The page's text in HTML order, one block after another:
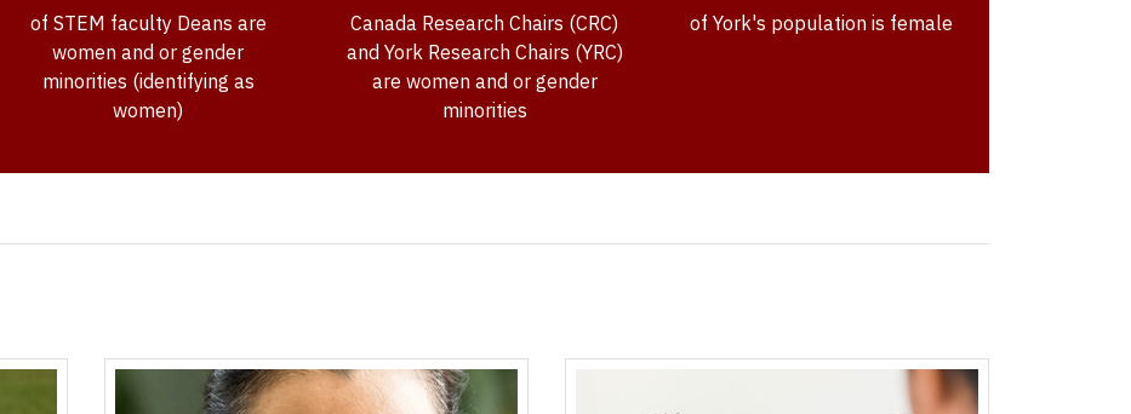
of STEM faculty Deans are
women and or gender
minorities (identifying as
women)
Canada Research Chairs (CRC)
and York Research Chairs (YRC)
are women and or gender
minorities
of York's population is female